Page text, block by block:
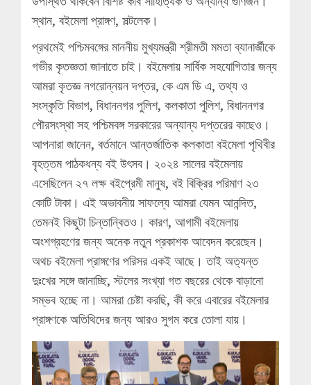
স্থান, বইমেলা প্রাঙ্গণ, সল্টলেক।
প্রথমেই পশ্চিমবঙ্গের মাননীয় মুখ্যমন্ত্রী শ্রীমতী মমতা ব্যানার্জীকে
গভীর কৃতজ্ঞতা জানাতে চাই। বইমেলায় সার্বিক সহযোগিতার জন্য
আমরা কৃতজ্ঞ নগরোন্নয়ন দপ্তর, কে এম ডি এ, তথ্য ও
সংস্কৃতি বিভাগ, বিধাননগর পুলিশ, কলকাতা পুলিশ, বিধাননগর
পৌরসংস্থা সহ পশ্চিমবঙ্গ সরকারের অন্যান্য দপ্তরের কাছেও।
আপনারা জানেন, বর্তমানে আন্তর্জাতিক কলকাতা বইমেলা পৃথিবীর
বৃহত্তম পাঠকধন্য বই উৎসব। ২০২৪ সালের বইমেলায়
এসেছিলেন ২৭ লক্ষ বইপ্রেমী মানুষ, বই বিক্রির পরিমাণ ২৩
কোটি টাকা। এই অভাবনীয় সাফল্যে আমরা যেমন আনন্দিত,
তেমনই কিছুটা চিন্তান্বিতও। কারণ, আগামী বইমেলায়
অংশগ্রহণের জন্য অনেক নতুন প্রকাশক আবেদন করেছেন।
অথচ বইমেলা প্রাঙ্গণের পরিসর একই আছে। তাই অত্যন্ত
দুঃখের সঙ্গে জানাচ্ছি, স্টলের সংখ্যা গত বছরের থেকে বাড়ানো
সম্ভব হচ্ছে না। আমরা চেষ্টা করছি, কী করে এবারের বইমেলার
প্রাঙ্গণকে অতিথিদের জন্য আরও সুগম করে তোলা যায়।